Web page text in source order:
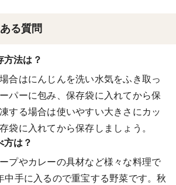
る質問
方法は？
合はにんじんを洗い水気をふき取っ
パーに包み、保存袋に入れてから保
する場合は使いやすい大きさにカッ
袋に入れてから保存しましょう。
方は？
プやカレーの具材など様々な料理で
中手に入るので重宝する野菜です。秋